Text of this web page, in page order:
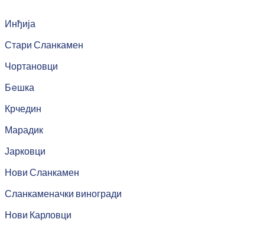
Инђија
Стари Сланкамен
Чортановци
Бeшка
Крчедин
Марадик
Јарковци
Нови Сланкамен
Сланкаменачки виногради
Нови Карловци